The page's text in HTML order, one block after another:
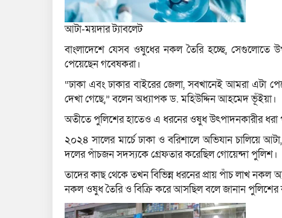
আটা-ময়দার ট্যাবলেট
বাংলাদেশে যেসব ওষুধের নকল তৈরি হচ্ছে, সেগুলোতে
পেয়েছেন গবেষকরা।
“ঢাকা এবং ঢাকার বাইরের জেলা, সবখানেই আমরা এটা
দেখা গেছে,” বলেন অধ্যাপক ড. মহিউদ্দিন আহমেদ ভূঁইয়া।
অতীতে পুলিশের হাতেও এ ধরনের ওষুধ উৎপাদনকারীর
২০২৪ সালের মার্চে ঢাকা ও বরিশালে অভিযান চালিয়ে
দলের পাঁচজন সদস্যকে গ্রেফতার করেছিল গোয়েন্দা পুলিশ।
তাদের কাছ থেকে তখন বিভিন্ন ধরনের প্রায় পাঁচ লাখ নকল
নকল ওষুধ তৈরি ও বিক্রি করে আসছিল বলে জানান পুলিশের